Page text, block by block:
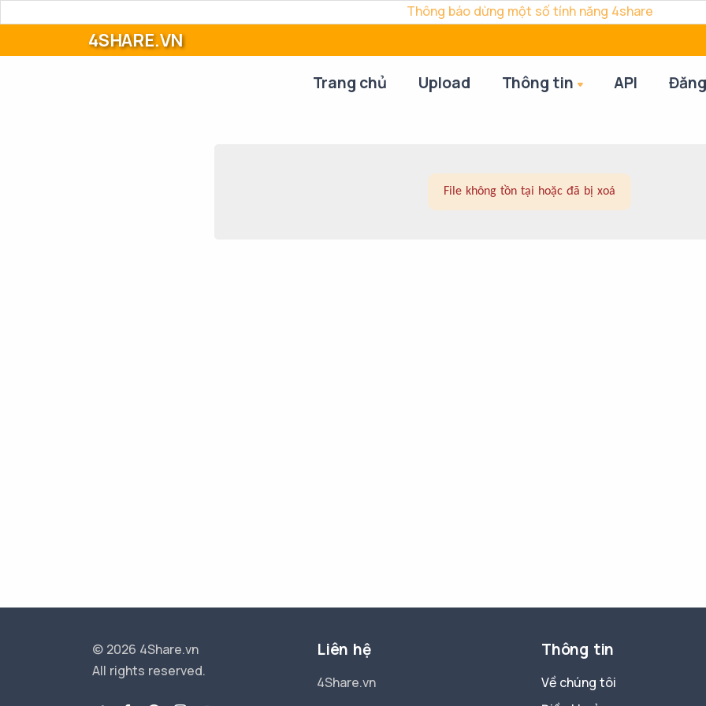
Thông báo dừng một số tính năng 4share
4SHARE.VN
Trang chủ Upload Thông tin API
File không tồn tại hoặc đã bị xoá
© 2026 4Share.vn
All rights reserved.
Liên hệ
4Share.vn
Thông tin
Về chúng tôi